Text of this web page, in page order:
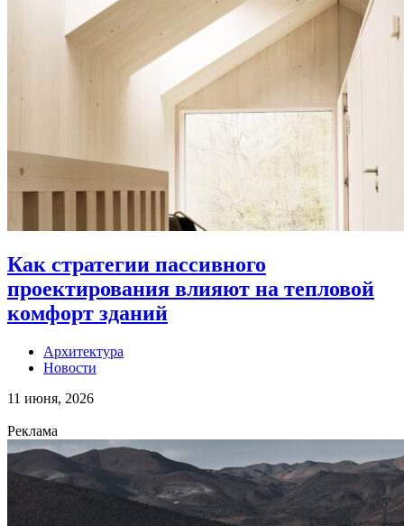
Как стратегии пассивного
проектирования влияют на тепловой
комфорт зданий
Архитектура
Новости
11 июня, 2026
Реклама